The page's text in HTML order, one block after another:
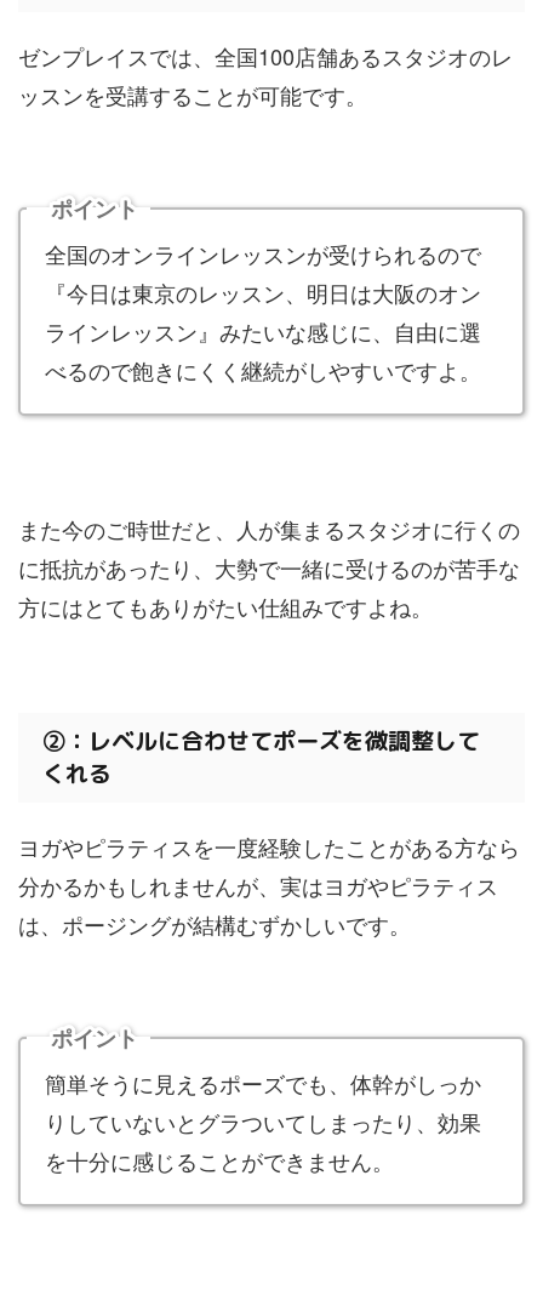
ゼンプレイスでは、全国100店舗あるスタジオのレ
ッスンを受講することが可能です。
ポイント
全国のオンラインレッスンが受けられるので
『今日は東京のレッスン、明日は大阪のオン
ラインレッスン』みたいな感じに、自由に選
べるので飽きにくく継続がしやすいですよ。
また今のご時世だと、人が集まるスタジオに行くの
に抵抗があったり、大勢で一緒に受けるのが苦手な
方にはとてもありがたい仕組みですよね。
②：レベルに合わせてポーズを微調整して
くれる
ヨガやピラティスを一度経験したことがある方なら
分かるかもしれませんが、実はヨガやピラティス
は、ポージングが結構むずかしいです。
ポイント
簡単そうに見えるポーズでも、体幹がしっか
りしていないとグラついてしまったり、効果
を十分に感じることができません。